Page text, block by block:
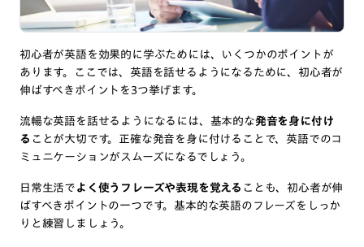
初心者が英語を効果的に学ぶためには、いくつかのポイントが
あります。ここでは、英語を話せるようになるために、初心者が
伸ばすべきポイントを3つ挙げます。
流暢な英語を話せるようになるには、基本的な発音を身に付け
る ことが大切です。正確な発音を身に付けることで、英語でのコ
ミュニケーションがスムーズになるでしょう。
日常生活で よく使うフレーズや表現を覚える ことも、初心者が伸
ばすべきポイントの一つです。基本的な英語のフレーズをしっか
りと練習しましょう。